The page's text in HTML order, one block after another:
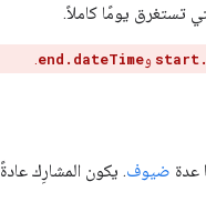
تستغرق يومًا كاملاً.
وend.dateTime
عدة ضيوف. يكون المشارِك عادةً